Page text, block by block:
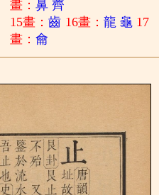
畫：鼻 齊
15畫：齒 16畫： 龍 龜 17
畫：龠